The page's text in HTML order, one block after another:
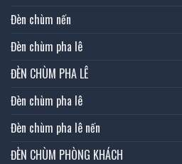
Đèn chùm nến
Đèn chùm pha lê
ĐÈN CHÙM PHA LÊ
Đèn chùm pha lê
Đèn chùm pha lê nến
ĐÈN CHÙM PHÒNG KHÁCH